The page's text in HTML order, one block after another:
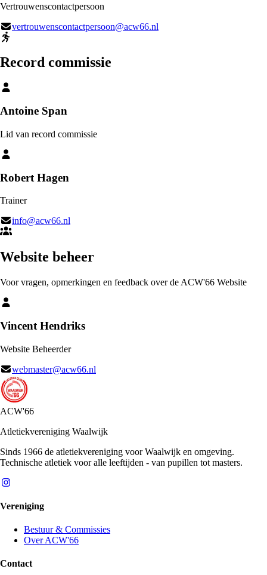
Vertrouwenscontactpersoon
vertrouwenscontactpersoon@acw66.nl
Record commissie
Antoine Span
Lid van record commissie
Robert Hagen
Trainer
info@acw66.nl
Website beheer
Voor vragen, opmerkingen en feedback over de ACW'66 Website
Vincent Hendriks
Website Beheerder
webmaster@acw66.nl
ACW'66
Atletiekvereniging Waalwijk
Sinds 1966 de atletiekvereniging voor Waalwijk en omgeving.
Technische atletiek voor alle leeftijden - van pupillen tot masters.
Vereniging
Bestuur & Commissies
Over ACW'66
Contact